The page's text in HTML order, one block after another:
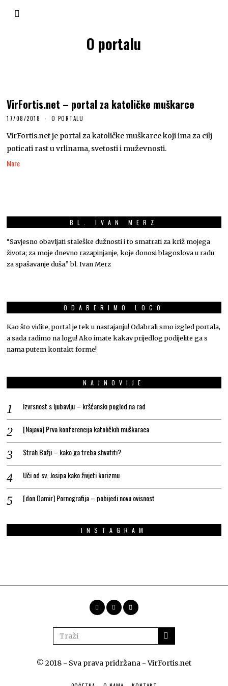
O portalu
VirFortis.net – portal za katoličke muškarce
17/08/2018 O PORTALU
VirFortis.net je portal za katoličke muškarce koji ima za cilj
poticati rast u vrlinama, svetosti i muževnosti.
More
BL. IVAN MERZ
“Savjesno obavljati staleške dužnosti i to smatrati za križ mojega
života; za moje dnevno razapinjanje, koje donosi blagoslova u radu
za spašavanje duša.” bl. Ivan Merz
ODABERIMO LOGO
Kao što vidite, portal je tek u nastajanju! Odabrali smo izgled portala,
a sada radimo na logu! Ako imate kakav prijedlog podijelite ga s
nama putem kontakt forme!
NAJNOVIJE
Izvrsnost s ljubavlju – kršćanski pogled na rad
[Najava] Prva konferencija katoličkih muškaraca
Strah Božji – kako ga treba shvatiti?
Uči od sv. Josipa kako živjeti korizmu
[don Damir] Pornografija – pobijedi novu ovisnost
INSTAGRAM
© 2018 - Sva prava pridržana - VirFortis.net